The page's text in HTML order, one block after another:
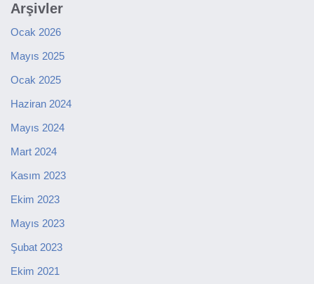
Arşivler
Ocak 2026
Mayıs 2025
Ocak 2025
Haziran 2024
Mayıs 2024
Mart 2024
Kasım 2023
Ekim 2023
Mayıs 2023
Şubat 2023
Ekim 2021